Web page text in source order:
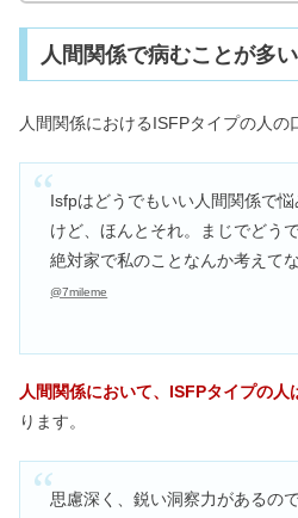
人間関係で病むことが多い
人間関係におけるISFPタイプの人の
Isfpはどうでもいい人間関係で
けど、ほんとそれ。まじでどう
絶対家で私のことなんか考えて
@7mileme
人間関係において、ISFPタイプの人
ります。
思慮深く、鋭い洞察力があるの